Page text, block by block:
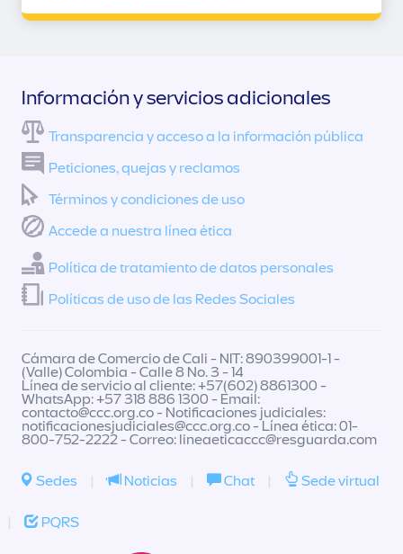
Información y servicios adicionales
Transparencia y acceso a la información pública
Peticiones, quejas y reclamos
Términos y condiciones de uso
Accede a nuestra línea ética
Política de tratamiento de datos personales
Políticas de uso de las Redes Sociales
Cámara de Comercio de Cali - NIT: 890399001-1 -
(Valle) Colombia - Calle 8 No. 3 - 14
Línea de servicio al cliente: +57(602) 8861300 -
WhatsApp: +57 318 886 1300 - Email:
contacto@ccc.org.co- Notificaciones judiciales:
notificacionesjudiciales@ccc.org.co- Línea ética: 01-
800-752-2222 - Correo: lineaeticaccc@resguarda.com
Sedes | Noticias | Chat | Sede virtual
| PQRS